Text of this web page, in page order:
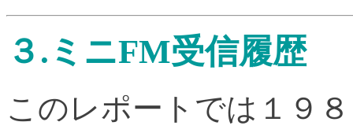
３.ミニFM受信履歴
このレポートでは１９